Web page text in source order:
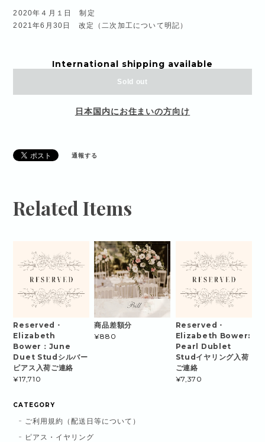
2020年４月１日 制定
2021年6月30日 改定（二次加工について明記）
International shipping available
Sold out
日本国内にお住まいの方向け
通報する
Related Items
Reserved・
Elizabeth
Bower：June
Duet Studシルバー
ピアス入荷ご連絡
¥17,710
商品差額分
¥880
Reserved・
Elizabeth Bower:
Pearl Dublet
Studイヤリング入荷
ご連絡
¥7,370
CATEGORY
ご利用規約（配送日等について）
ピアス・イヤリング